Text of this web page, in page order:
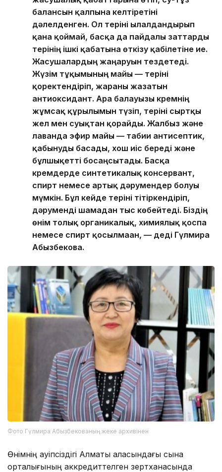
балансын қалпына келтіретіні
дәлелденген. Ол теріні ылғалдандырып
қана қоймай, басқа да пайдалы заттарды
терінің ішкі қабатына өткізу қабілетіне ие.
Жасушалардың жаңаруын тездетеді.
Жүзім тұқымының майы — теріні
қоректендіріп, жараны жазатын
антиоксидант. Ара балауызы кремнің
жұмсақ құрылымын түзіп, теріні сыртқы
жел мен суықтан қорғайды. Жалбыз және
лаванда эфир майы — табиғи антисептик,
қабынуды басады, хош иіс береді және
бұлшықетті босаңсытады. Басқа
кремдерде синтетикалық консервант,
спирт немесе артық дәрумендер болуы
мүмкін. Бұл кейде теріні тітіркендіріп,
дәруменді шамадан тыс көбейтеді. Біздің
өнім толық органикалық, химиялық қоспа
немесе спирт қосылмаған, — деді Гүлмира
Абызбекова.
Фото Гүлмира Абызбекованың жеке архивінен
Өнімнің қауіпсіздігі Алматы қаласындағы сынақ
орталығының аккредиттелген зертханасында